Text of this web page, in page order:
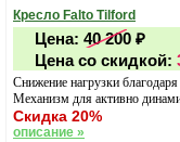
Кресло Falto Tilford
Цена: 40 200 ₽
Цена со скидкой:
Снижение нагрузки
Механизм для активно
Скидка 20%
описание »